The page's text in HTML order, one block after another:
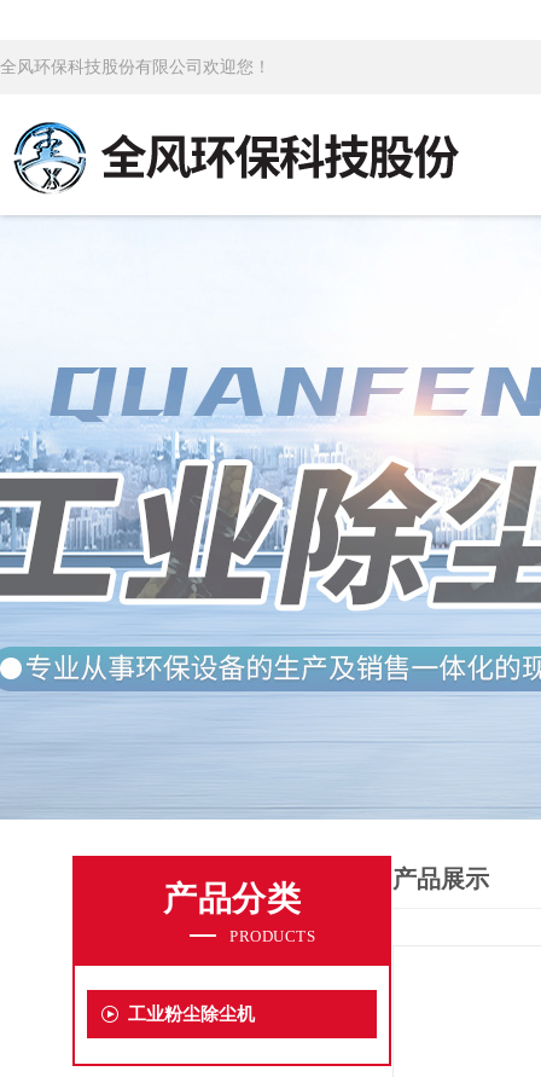
全风环保科技股份有限公司欢迎您！
产品分类
PRODUCTS
工业粉尘除尘机
产品展示